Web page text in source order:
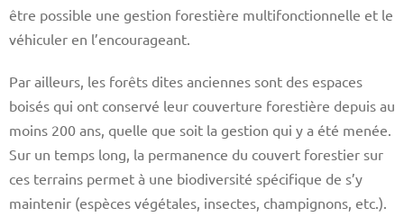
être possible une gestion forestière multifonctionnelle et le
véhiculer en l’encourageant.
Par ailleurs, les forêts dites anciennes sont des espaces
boisés qui ont conservé leur couverture forestière depuis au
moins 200 ans, quelle que soit la gestion qui y a été menée.
Sur un temps long, la permanence du couvert forestier sur
ces terrains permet à une biodiversité spécifique de s’y
maintenir (espèces végétales, insectes, champignons, etc.).